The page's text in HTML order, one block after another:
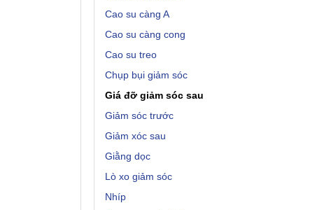
Cao su càng A
Cao su càng cong
Cao su treo
Chụp bụi giảm sóc
Giá đỡ giảm sóc sau
Giảm sóc trước
Giảm xóc sau
Giằng dọc
Lò xo giảm sóc
Nhíp